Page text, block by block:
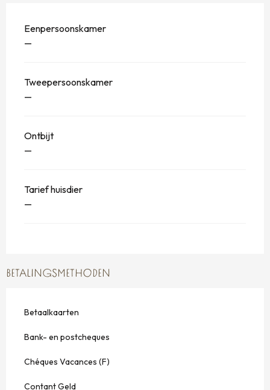
Eenpersoonskamer
—
Tweepersoonskamer
—
Ontbijt
—
Tarief huisdier
—
BETALINGSMETHODEN
Betaalkaarten
Bank- en postcheques
Chéques Vacances (F)
Contant Geld